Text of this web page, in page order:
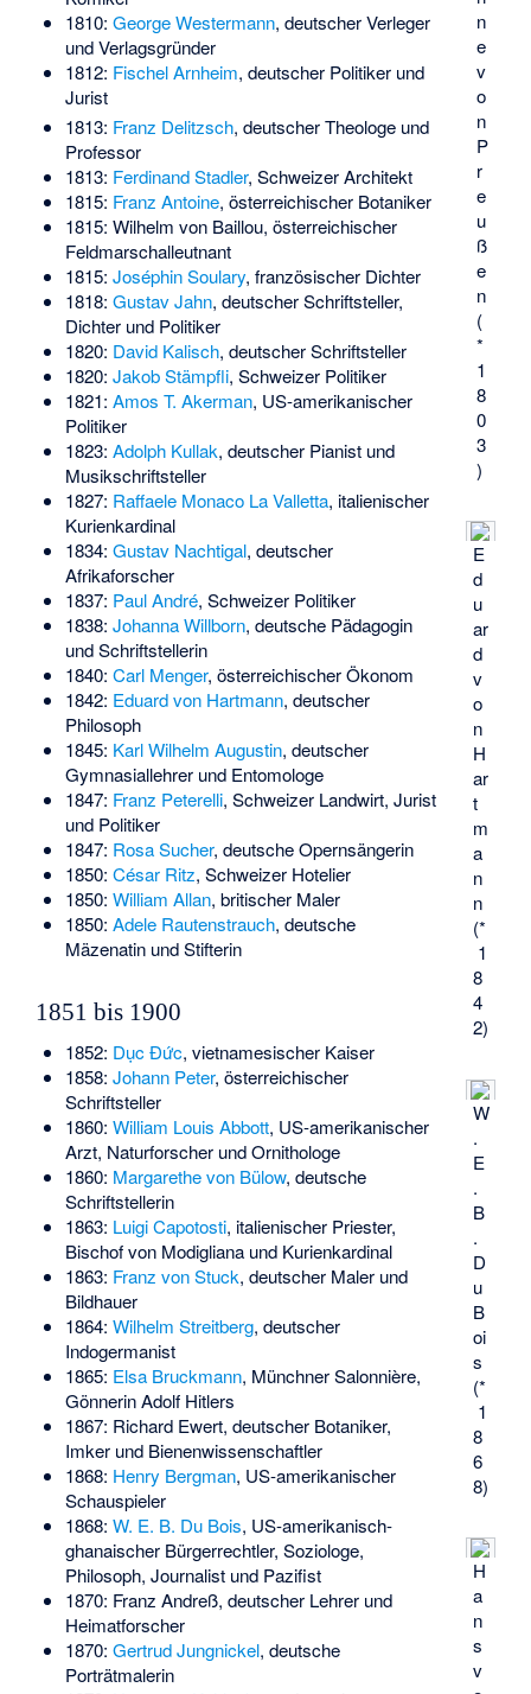
n
e
v
o
n
P
r
e
u
ß
e
n
(
*
1
8
0
3
)
1810: George Westermann, deutscher Verleger
und Verlagsgründer
1812: Fischel Arnheim, deutscher Politiker und
Jurist
E
d
u
ar
d
v
o
n
H
ar
t
m
a
n
n
(*
1
8
4
2)
1813: Franz Delitzsch, deutscher Theologe und
Professor
1813: Ferdinand Stadler, Schweizer Architekt
1815: Franz Antoine, österreichischer Botaniker
1815: Wilhelm von Baillou, österreichischer
Feldmarschalleutnant
1815: Joséphin Soulary, französischer Dichter
1818: Gustav Jahn, deutscher Schriftsteller,
Dichter und Politiker
1820: David Kalisch, deutscher Schriftsteller
1820: Jakob Stämpfli, Schweizer Politiker
1821: Amos T. Akerman, US-amerikanischer
Politiker
1823: Adolph Kullak, deutscher Pianist und
Musikschriftsteller
1827: Raffaele Monaco La Valletta, italienischer
Kurienkardinal
1834: Gustav Nachtigal, deutscher
Afrikaforscher
1837: Paul André, Schweizer Politiker
1838: Johanna Willborn, deutsche Pädagogin
und Schriftstellerin
1840: Carl Menger, österreichischer Ökonom
1842: Eduard von Hartmann, deutscher
Philosoph
1845: Karl Wilhelm Augustin, deutscher
Gymnasiallehrer und Entomologe
1847: Franz Peterelli, Schweizer Landwirt, Jurist
und Politiker
1847: Rosa Sucher, deutsche Opernsängerin
1850: César Ritz, Schweizer Hotelier
1850: William Allan, britischer Maler
1850: Adele Rautenstrauch, deutsche
Mäzenatin und Stifterin
1851 bis 1900
W
.
E
.
B
.
D
u
B
oi
s
(*
1
8
6
8)
H
a
n
s
v
1852: Dục Đức, vietnamesischer Kaiser
1858: Johann Peter, österreichischer
Schriftsteller
1860: William Louis Abbott, US-amerikanischer
Arzt, Naturforscher und Ornithologe
1860: Margarethe von Bülow, deutsche
Schriftstellerin
1863: Luigi Capotosti, italienischer Priester,
Bischof von Modigliana und Kurienkardinal
1863: Franz von Stuck, deutscher Maler und
Bildhauer
1864: Wilhelm Streitberg, deutscher
Indogermanist
1865: Elsa Bruckmann, Münchner Salonnière,
Gönnerin Adolf Hitlers
1867: Richard Ewert, deutscher Botaniker,
Imker und Bienenwissenschaftler
1868: Henry Bergman, US-amerikanischer
Schauspieler
1868: W. E. B. Du Bois, US-amerikanisch-
ghanaischer Bürgerrechtler, Soziologe,
Philosoph, Journalist und Pazifist
1870: Franz Andreß, deutscher Lehrer und
Heimatforscher
1870: Gertrud Jungnickel, deutsche
Porträtmalerin